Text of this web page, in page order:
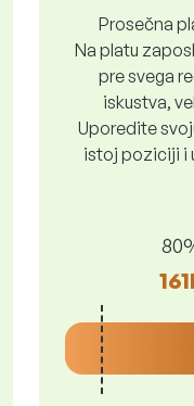
Prosečna
Na platu
pre svega
iskustva,
Uporedite
istoj poziciji i